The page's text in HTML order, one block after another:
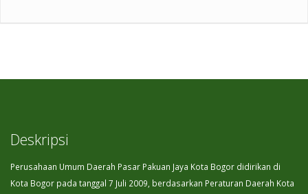
Deskripsi
Perusahaan Umum Daerah Pasar Pakuan Jaya Kota Bogor didirikan di
Kota Bogor pada tanggal 7 Juli 2009, berdasarkan Peraturan Daerah Kota